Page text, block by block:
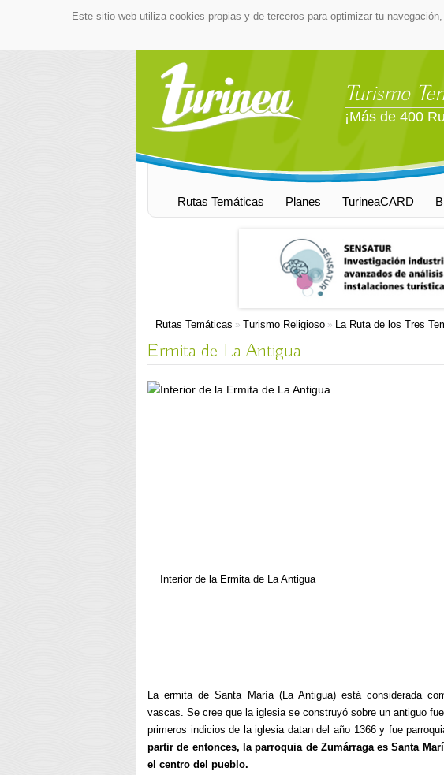
Este sitio web utiliza cookies propias y de terceros para optimizar tu
Turismo
¡Más de 400
Rutas Temáticas Planes TurineaCARD
Rutas Temáticas » Turismo Religioso » La Ruta de los Tres
Ermita de La Antigua
Interior de la Ermita de La Antigua
La ermita de Santa María (La Antigua) está considerada
vascas. Se cree que la iglesia se construyó sobre un antiguo
primeros indicios de la iglesia datan del año 1366 y fue
partir de entonces, la parroquia de Zumárraga es Santa
el centro del pueblo.